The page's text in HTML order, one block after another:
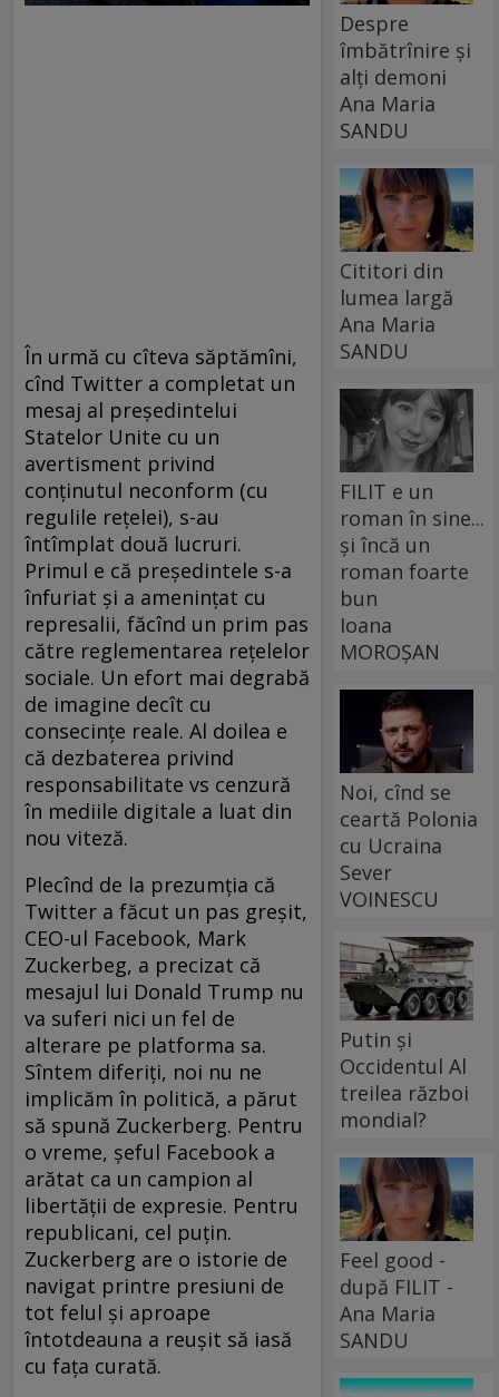
În urmă cu cîteva săptămîni,
cînd Twitter a completat un
mesaj al președintelui
Statelor Unite cu un
avertisment privind
conținutul neconform (cu
regulile rețelei), s-au
întîmplat două lucruri.
Primul e că președintele s-a
înfuriat și a amenințat cu
represalii, făcînd un prim pas
către reglementarea rețelelor
sociale. Un efort mai degrabă
de imagine decît cu
consecințe reale. Al doilea e
că dezbaterea privind
responsabilitate vs cenzură
în mediile digitale a luat din
nou viteză.
Plecînd de la prezumția că
Twitter a făcut un pas greșit,
CEO-ul Facebook, Mark
Zuckerbeg, a precizat că
mesajul lui Donald Trump nu
va suferi nici un fel de
alterare pe platforma sa.
Sîntem diferiți, noi nu ne
implicăm în politică, a părut
să spună Zuckerberg. Pentru
o vreme, șeful Facebook a
arătat ca un campion al
libertății de expresie. Pentru
republicani, cel puțin.
Zuckerberg are o istorie de
navigat printre presiuni de
tot felul și aproape
întotdeauna a reușit să iasă
cu fața curată.
Despre
îmbătrînire și
alți demoni
Ana Maria
SANDU
Cititori din
lumea largă
Ana Maria
SANDU
FILIT e un
roman în sine...
și încă un
roman foarte
bun
Ioana
MOROȘAN
Noi, cînd se
ceartă Polonia
cu Ucraina
Sever
VOINESCU
Putin și
Occidentul Al
treilea război
mondial?
Feel good -
după FILIT -
Ana Maria
SANDU